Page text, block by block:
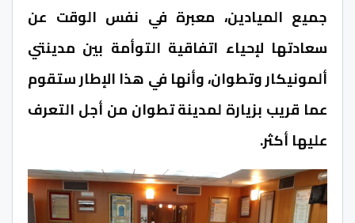
جميع الميادين، معبرة في نفس الوقت عن
سعادتها لإحياء اتفاقية التوأمة بين مدينتي
ألمونيكار وتطوان، وأنها في هذا الإطار ستقوم
عما قريب بزيارة لمدينة تطوان من أجل التعرف
عليها أكثر.